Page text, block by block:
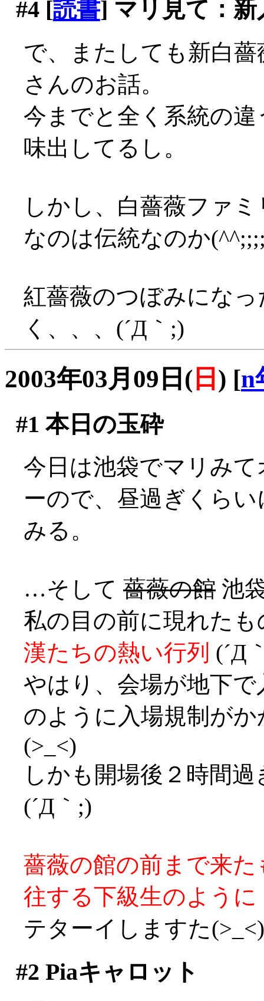
#4[読書] マリ見て：新
で、またしても新白
さんのお話。
今までと全く系統の
味出してるし。
しかし、白薔薇ファ
なのは伝統なのか
紅薔薇のつぼみにな
く、、、(´Д｀;)
2003年03月09日( 日 ) [n
#1 本日の玉砕
今日は池袋でマリみ
ーので、昼過ぎくら
みる。
…そして 薔薇の館 池
私の目の前に現れた
漢たちの熱い行列 (´Д
やはり、会場が地下
のように入場規制が
(>_<)
しかも開場後２時間
(´Д｀;)
薔薇の館の前まで来
往する下級生のように
テターイしますた(>_<)
#2 Piaキャロット